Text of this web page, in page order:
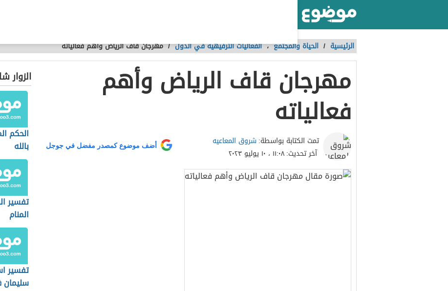
الرئيسية / الحياة والمجتمع،الفعاليات الترفيهية في الدول /مهرجان قاف الرياض وأهم فعالياته
مهرجان قاف الرياض وأهم
فعالياته
تمت الكتابة بواسطة:شروق المعاعيه
آخر تحديث:١١:٠٨ ، ١٠ يوليو ٢٠٢٣
أضف موضوع كمصدر مفضل في جوجل
الزوار
الحكم
بالله
تفسير
المنام
تفسير
سليمان